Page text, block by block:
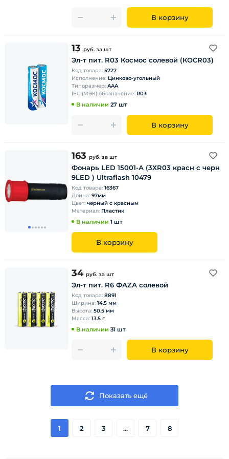
В корзину
13 руб. за шт
Эл-т пит. R03 Космос солевой (КОСR03)
Код товара: 5727
Исполнение: Цинково-угольный
Типоразмер: AAA
IEC (МЭК) обозначение: R03
В наличии 27 шт
В корзину
163 руб. за шт
Фонарь LED 15001-А (3ХR03 красн с черн
9LED ) Ultraflash 10479
Код товара: 16367
Длина: 97мм
Цвет: черный с красным
Материал: Пластик
В наличии 1 шт
В корзину
34 руб. за шт
Эл-т пит. R6 ФАZА солевой
Код товара: 8891
Ширина: 14.5 мм
Высота: 50.5 мм
Масса: 13.5 г
В наличии 31 шт
В корзину
Показать ещё
1 2 3 ... 7 8